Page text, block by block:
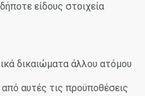
είδους στοιχεία
δικαιώματα άλλου ατόμου
αυτές τις προϋποθέσεις